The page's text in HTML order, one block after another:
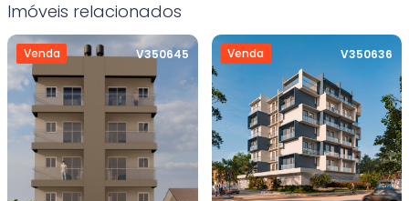
Imóveis relacionados
Venda V350645 Venda V350636